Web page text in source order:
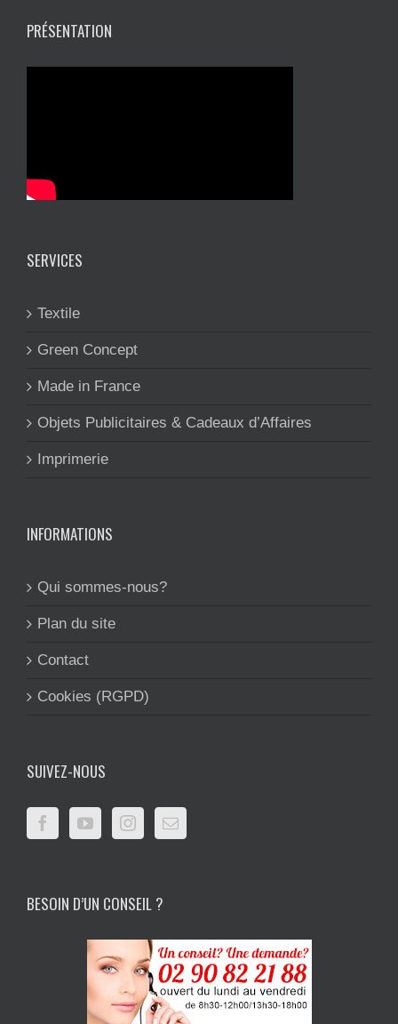
PRÉSENTATION
SERVICES
Textile
Green Concept
Made in France
Objets Publicitaires & Cadeaux d’Affaires
Imprimerie
INFORMATIONS
Qui sommes-nous?
Plan du site
Contact
Cookies (RGPD)
SUIVEZ-NOUS
BESOIN D’UN CONSEIL ?